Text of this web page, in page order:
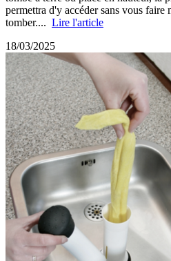
permettra d'y accéder sans vous faire
tomber.... Lire l'article
18/03/2025